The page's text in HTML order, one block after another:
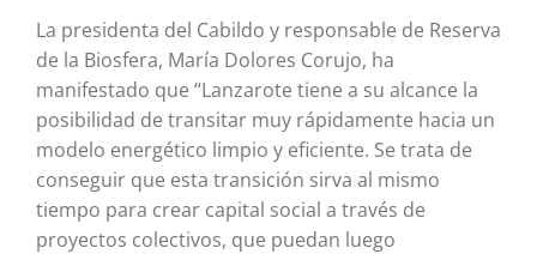
La presidenta del Cabildo y responsable de Reserva
de la Biosfera, María Dolores Corujo, ha
manifestado que “Lanzarote tiene a su alcance la
posibilidad de transitar muy rápidamente hacia un
modelo energético limpio y eficiente. Se trata de
conseguir que esta transición sirva al mismo
tiempo para crear capital social a través de
proyectos colectivos, que puedan luego